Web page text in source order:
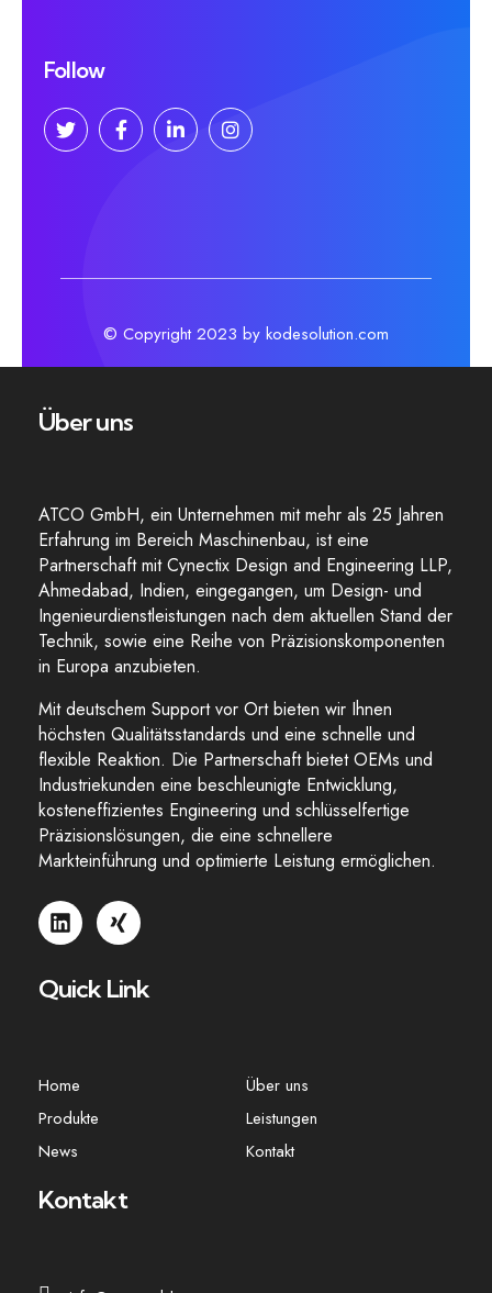
Follow
© Copyright 2023 by kodesolution.com
Über uns
ATCO GmbH, ein Unternehmen mit mehr als 25 Jahren
Erfahrung im Bereich Maschinenbau, ist eine
Partnerschaft mit Cynectix Design and Engineering LLP,
Ahmedabad, Indien, eingegangen, um Design- und
Ingenieurdienstleistungen nach dem aktuellen Stand der
Technik, sowie eine Reihe von Präzisionskomponenten
in Europa anzubieten.
Mit deutschem Support vor Ort bieten wir Ihnen
höchsten Qualitätsstandards und eine schnelle und
flexible Reaktion. Die Partnerschaft bietet OEMs und
Industriekunden eine beschleunigte Entwicklung,
kosteneffizientes Engineering und schlüsselfertige
Präzisionslösungen, die eine schnellere
Markteinführung und optimierte Leistung ermöglichen.
Quick Link
Home
Über uns
Produkte
Leistungen
News
Kontakt
Kontakt